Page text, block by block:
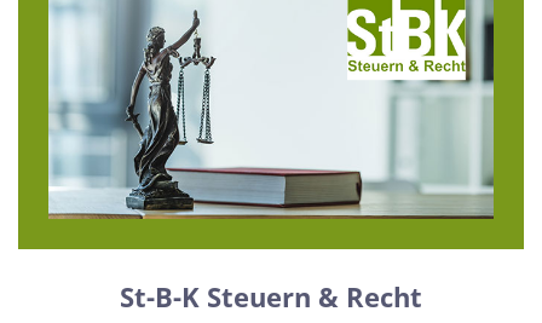
St-B-K Steuern & Recht